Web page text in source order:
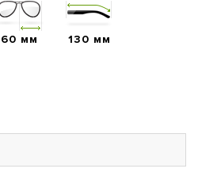
60 мм 130 мм